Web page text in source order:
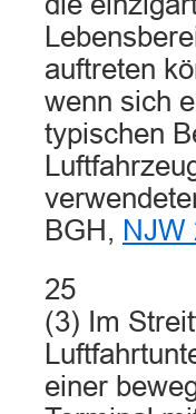
auftreten
wenn sich
typischen
BGH, NJW
25
(3) Im
einer